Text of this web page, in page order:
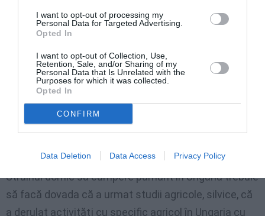
I want to opt-out of processing my
Personal Data for Targeted Advertising.
Opted In
I want to opt-out of Collection, Use,
Retention, Sale, and/or Sharing of my
Personal Data that Is Unrelated with the
Purposes for which it was collected.
Opted In
CONFIRM
Data Deletion Data Access Privacy Policy
achiziţiona teren pentru a realiza programele de
investiţii programate sau programe de genul celor
De exemplu,Ungaria a impus condiţii draconice
străinilor ce doresc să cumpere pământ
ţară. Astfel, la 15 decembrie 2013, Parlamentul
Străinul dornic să cumpere pământ în Ungaria trebuie
să facă dovada că a urmat studii agricole, silvice, că
a derulat activităţi cu specific agricol în Ungaria cu